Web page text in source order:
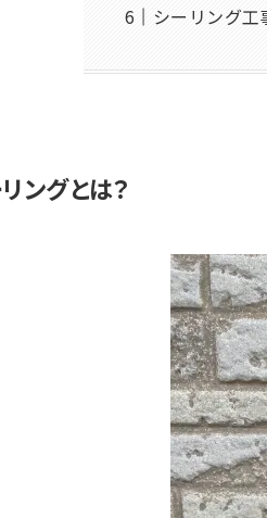
シーリング工
ングとは？